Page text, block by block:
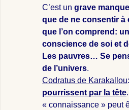
C’est un grave
que de ne consentir à
que l’on comprend:
conscience de soi et
Les pauvres… Se
de l’univers.
Codratus de Karakallou
pourrissent par la tête
« connaissance » peut